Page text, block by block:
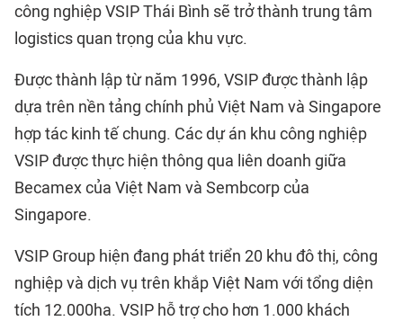
công nghiệp VSIP Thái Bình sẽ trở thành trung tâm
logistics quan trọng của khu vực.
Được thành lập từ năm 1996, VSIP được thành lập
dựa trên nền tảng chính phủ Việt Nam và Singapore
hợp tác kinh tế chung. Các dự án khu công nghiệp
VSIP được thực hiện thông qua liên doanh giữa
Becamex của Việt Nam và Sembcorp của
Singapore.
VSIP Group hiện đang phát triển 20 khu đô thị, công
nghiệp và dịch vụ trên khắp Việt Nam với tổng diện
tích 12.000ha. VSIP hỗ trợ cho hơn 1.000 khách